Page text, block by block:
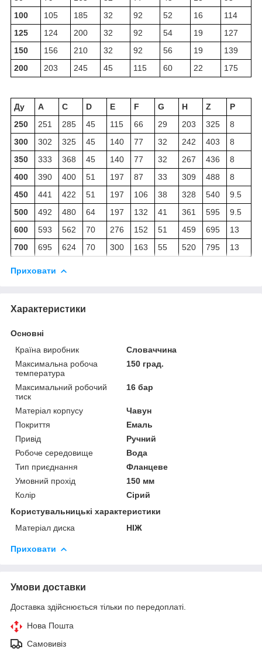
100
105 185 32 92 52 16
114
125
124 200 32 92 54 19
127
150
156 210 32 92 56 19
139
200
203 245 45 115 60 22 175
Ду A C D E F G H Z
P
250
251 285 45 115 66 29 203 325
8
300
302 325 45 140 77 32 242 403
8
350
333 368 45 140 77 32 267 436
8
400
390 400 51 197 87 33 309 488
8
450
441 422 51 197 106 38 328 540
9.5
500
492 480 64 197 132 41 361 595
9.5
600
593 562 70 276 152 51 459 695
13
700
695 624 70 300 163 55 520 795 13
Приховати
Характеристики
Основні
Країна виробник
Словаччина
Максимальна робоча
температура
150 град.
Максимальний робочий
тиск
16 бар
Матеріал корпусу
Чавун
Покриття
Емаль
Привід
Ручний
Робоче середовище
Вода
Тип приєднання
Фланцеве
Умовний прохід
150 мм
Колір
Сірий
Користувальницькі характеристики
Матеріал диска
НІЖ
Приховати
Умови доставки
Доставка здійснюється тільки по передоплаті.
Нова Пошта
Самовивіз